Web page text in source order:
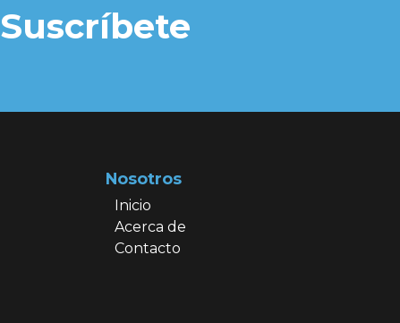
Suscríbete
Nosotros
Inicio
Acerca de
Contacto